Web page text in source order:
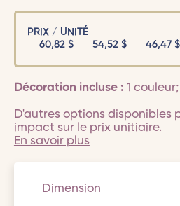
PRIX / UNITÉ
60,82 $ 54,52 $ 46,47$
Décoration incluse : 1
D'autres options disponibles
impact sur le prix unitiaire.
En savoir plus
Dimension